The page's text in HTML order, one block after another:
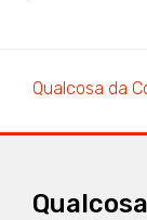
Qualcosa da